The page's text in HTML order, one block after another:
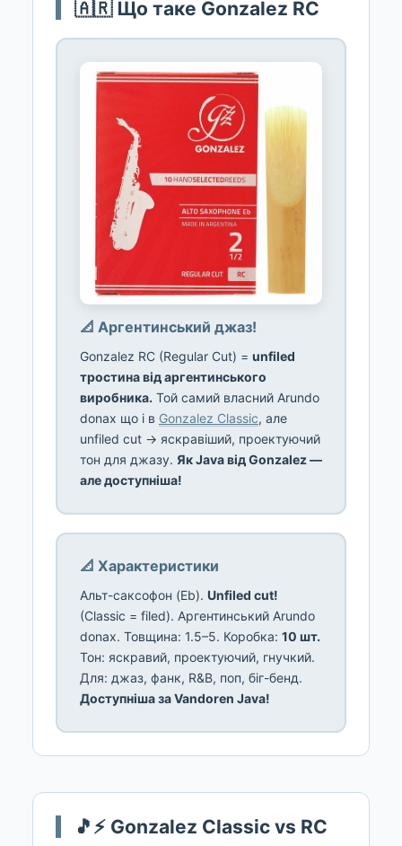
🇦🇷 Що таке Gonzalez RC
📐 Аргентинський джаз!
Gonzalez RC (Regular Cut) = unfiled
тростина від аргентинського
виробника. Той самий власний Arundo
donax що і в Gonzalez Classic, але
unfiled cut → яскравіший, проектуючий
тон для джазу. Як Java від Gonzalez —
але доступніша!
📐 Характеристики
Альт-саксофон (Eb). Unfiled cut!
(Classic = filed). Аргентинський Arundo
donax. Товщина: 1.5–5. Коробка: 10 шт.
Тон: яскравий, проектуючий, гнучкий.
Для: джаз, фанк, R&B, поп, біг-бенд.
Доступніша за Vandoren Java!
🎵⚡ Gonzalez Classic vs RC